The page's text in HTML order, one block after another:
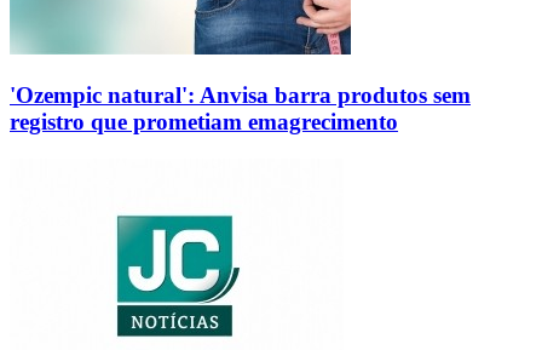
'Ozempic natural': Anvisa barra produtos sem
registro que prometiam emagrecimento